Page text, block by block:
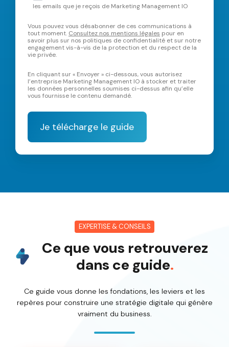
les emails que je reçois de Marketing Management IO
Vous pouvez vous désabonner de ces communications à
tout moment. Consultez nos mentions légales pour en
savoir plus sur nos politiques de confidentialité et sur notre
engagement vis-à-vis de la protection et du respect de la
vie privée.
En cliquant sur « Envoyer » ci-dessous, vous autorisez
l’entreprise Marketing Management IO à stocker et traiter
les données personnelles soumises ci-dessus afin qu’elle
vous fournisse le contenu demandé.
EXPERTISE & CONSEILS
Ce que vous retrouverez
dans ce guide.
Ce guide vous donne les fondations, les leviers et les
repères pour construire une stratégie digitale qui génère
vraiment du business.